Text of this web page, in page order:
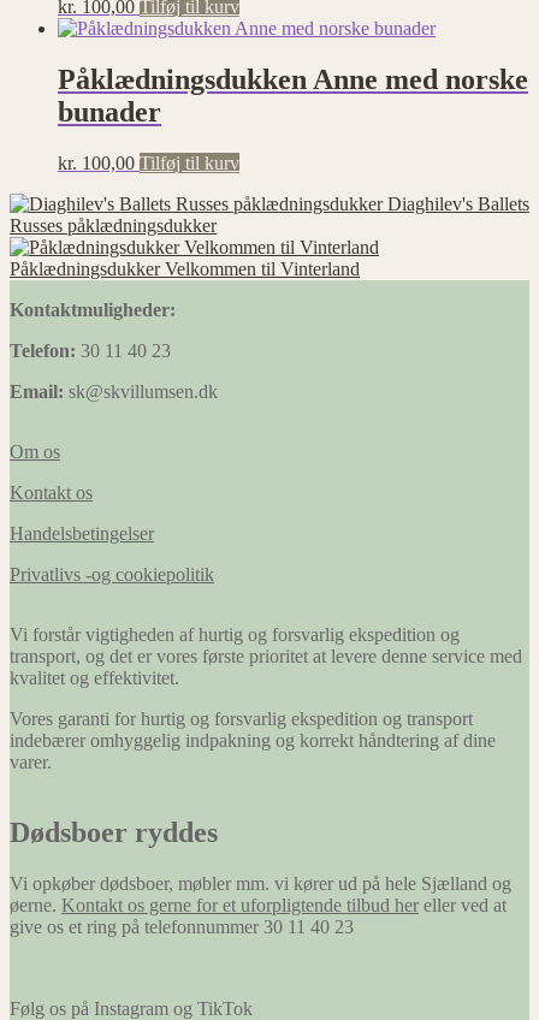
kr. 100,00 Tilføj til kurv
Påklædningsdukken Anne med norske
bunader
kr. 100,00 Tilføj til kurv
Diaghilev's Ballets
Russes påklædningsdukker
Påklædningsdukker Velkommen til Vinterland
Kontaktmuligheder:
Telefon: 30 11 40 23
Email: sk@skvillumsen.dk
Om os
Kontakt os
Handelsbetingelser
Privatlivs -og cookiepolitik
Vi forstår vigtigheden af hurtig og forsvarlig ekspedition og
transport, og det er vores første prioritet at levere denne service med
kvalitet og effektivitet.
Vores garanti for hurtig og forsvarlig ekspedition og transport
indebærer omhyggelig indpakning og korrekt håndtering af dine
varer.
Dødsboer ryddes
Vi opkøber dødsboer, møbler mm. vi kører ud på hele Sjælland og
øerne. Kontakt os gerne for et uforpligtende tilbud her eller ved at
give os et ring på telefonnummer 30 11 40 23
Følg os på Instagram og TikTok